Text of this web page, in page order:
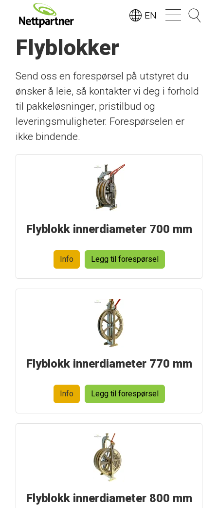
EN
Flyblokker
Send oss en forespørsel på utstyret du
ønsker å leie, så kontakter vi deg i forhold
til pakkeløsninger, pristilbud og
leveringsmuligheter. Forespørselen er
ikke bindende.
Flyblokk innerdiameter 700 mm
Info Legg til forespørsel
Flyblokk innerdiameter 770 mm
Info Legg til forespørsel
Flyblokk innerdiameter 800 mm